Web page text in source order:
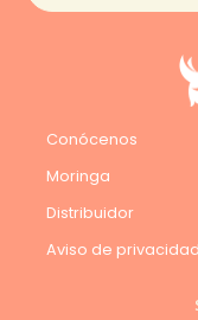
Conócenos
Moringa
Distribuidor
Aviso de privacidad